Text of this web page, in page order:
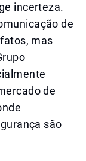
incerteza.
de
mas
de
são